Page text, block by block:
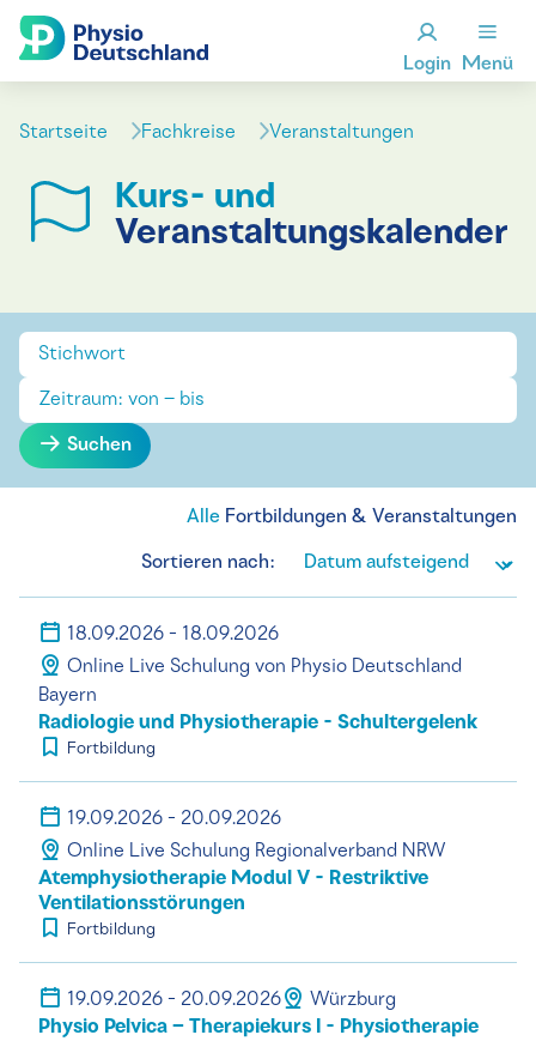
Login Menü
Startseite Fachkreise Veranstaltungen
Kurs- und
Veranstaltungskalender
Suchen
Alle Fortbildungen & Veranstaltungen
Sortieren nach:
18.09.2026 - 18.09.2026
Online Live Schulung von Physio Deutschland
Bayern
Radiologie und Physiotherapie - Schultergelenk
Fortbildung
19.09.2026 - 20.09.2026
Online Live Schulung Regionalverband NRW
Atemphysiotherapie Modul V - Restriktive
Ventilationsstörungen
Fortbildung
19.09.2026 - 20.09.2026 Würzburg
Physio Pelvica – Therapiekurs I - Physiotherapie